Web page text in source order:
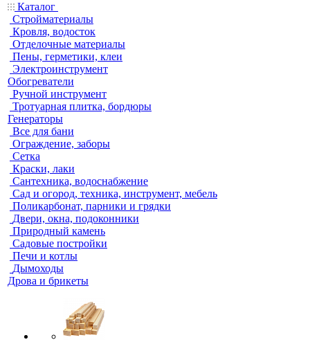
Каталог
Стройматериалы
Кровля, водосток
Отделочные материалы
Пены, герметики, клеи
Электроинструмент
Обогреватели
Ручной инструмент
Тротуарная плитка, бордюры
Генераторы
Все для бани
Ограждение, заборы
Сетка
Краски, лаки
Сантехника, водоснабжение
Сад и огород, техника, инструмент, мебель
Поликарбонат, парники и грядки
Двери, окна, подоконники
Природный камень
Садовые постройки
Печи и котлы
Дымоходы
Дрова и брикеты